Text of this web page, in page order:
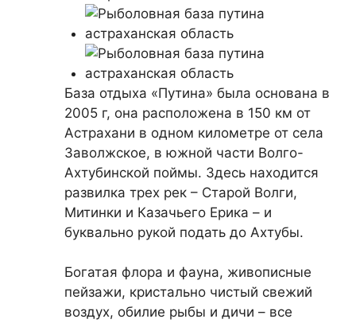
База отдыха «Путина» была основана в
2005 г, она расположена в 150 км от
Астрахани в одном километре от села
Заволжское, в южной части Волго-
Ахтубинской поймы. Здесь находится
развилка трех рек – Старой Волги,
Митинки и Казачьего Ерика – и
буквально рукой подать до Ахтубы.
Богатая флора и фауна, живописные
пейзажи, кристально чистый свежий
воздух, обилие рыбы и дичи – все